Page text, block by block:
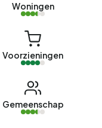
Woningen
Voorzieningen
Gemeenschap